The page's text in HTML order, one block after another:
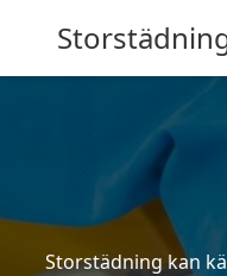
Storstädning kan